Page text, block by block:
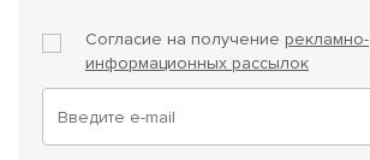
Согласие на получение рекламно-
информационных рассылок